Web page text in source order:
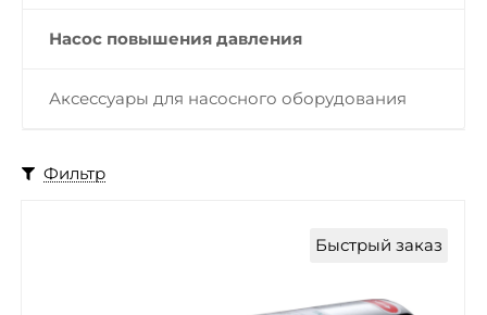
Насос повышения давления
Аксессуары для насосного оборудования
Фильтр
Быстрый заказ